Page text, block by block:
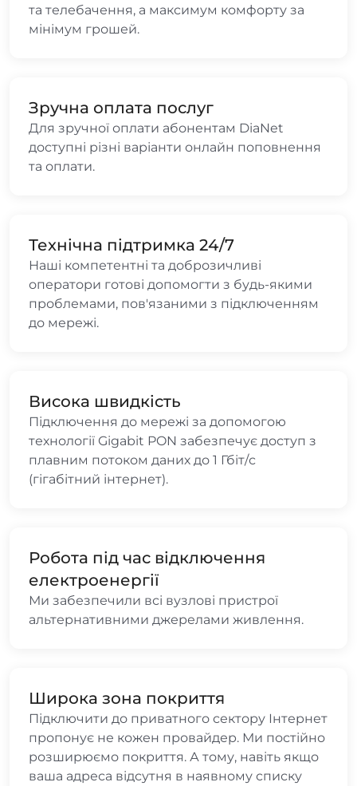
та телебачення, а максимум комфорту за
мінімум грошей.
Зручна оплата послуг
Для зручної оплати абонентам DiaNet
доступні різні варіанти онлайн поповнення
та оплати.
Технічна підтримка 24/7
Наші компетентні та доброзичливі
оператори готові допомогти з будь-якими
проблемами, пов'язаними з підключенням
до мережі.
Висока швидкість
Підключення до мережі за допомогою
технології Gigabit PON забезпечує доступ з
плавним потоком даних до 1 Гбіт/с
(гігабітний інтернет).
Робота під час відключення
електроенергії
Ми забезпечили всі вузлові пристрої
альтернативними джерелами живлення.
Широка зона покриття
Підключити до приватного сектору Інтернет
пропонує не кожен провайдер. Ми постійно
розширюємо покриття. А тому, навіть якщо
ваша адреса відсутня в наявному списку